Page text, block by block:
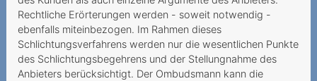
Rechtliche Erörterungen werden - soweit notwendig -
ebenfalls miteinbezogen. Im Rahmen dieses
Schlichtungsverfahrens werden nur die wesentlichen Punkte
des Schlichtungsbegehrens und der Stellungnahme des
Anbieters berücksichtigt. Der Ombudsmann kann die
Widerrufsrecht beim
telefonischen
Vertragsschluss